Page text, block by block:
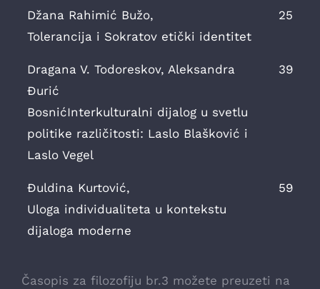
Džana Rahimić Bužo,
Tolerancija i Sokratov etički identitet
25
Dragana V. Todoreskov, Aleksandra
Đurić
BosnićInterkulturalni dijalog u svetlu
politike različitosti: Laslo Blašković i
Laslo Vegel
39
Đuldina Kurtović,
Uloga individualiteta u kontekstu
dijaloga moderne
59
Časopis za filozofiju br.3 možete preuzeti na